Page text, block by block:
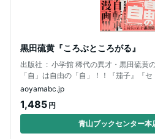
黒田硫黄『ころぶところがる』
出版社 ‏ : ‎ 小学館 稀代の異才・黒田硫黄の驚愕の自転車漫画！自転車の
「自」は自由の「自」！！『茄子』『セ
aoyamabc.jp
1,485 円
青山ブックセンター本